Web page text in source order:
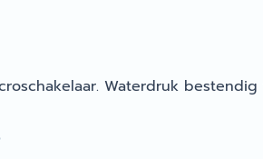
Waterdruk